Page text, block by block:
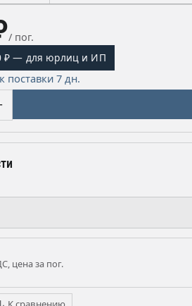
/ пог.
₽ — для юрлиц и ИП
поставки 7 дн.
цена за пог.